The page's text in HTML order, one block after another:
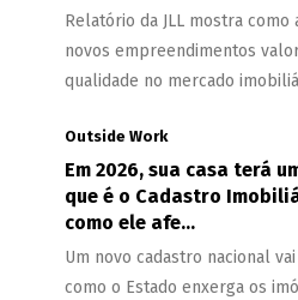
Relatório da JLL mostra
novos empreendimentos
qualidade no mercado
Outside Work
Em 2026, sua casa terá
que é o Cadastro
como ele afe...
Um novo cadastro nacional
como o Estado enxerga os